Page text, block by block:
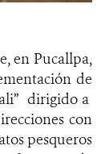
en Pucallpa,
de
dirigido a
con
pesqueros